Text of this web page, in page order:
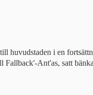
huvudstaden i en
Ant'as, satt